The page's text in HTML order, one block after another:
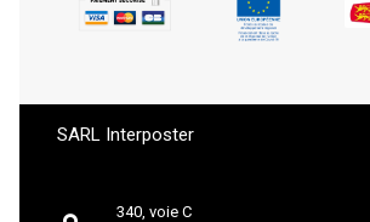
SARL Interposter
340, voie C